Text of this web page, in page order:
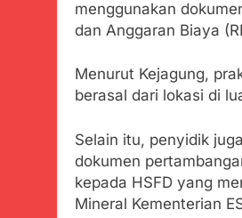
menggunakan
dan Anggaran Biaya
Menurut Kejagung,
berasal dari lokasi di
Selain itu, penyidik
dokumen
kepada HSFD yang
Mineral Kementerian